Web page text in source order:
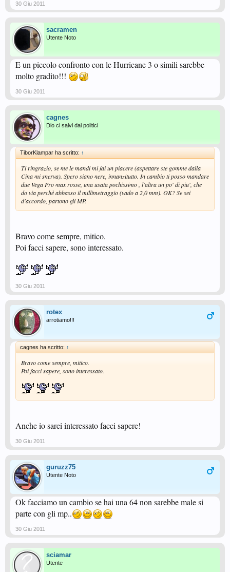
30 Giu 2011
sacramen
Utente Noto
E un piccolo confronto con le Hurricane 3 o simili sarebbe
molto gradito!!!
30 Giu 2011
cagnes
Dio ci salvi dai politici
TiborKlampar ha scritto: ↑
Ti ringrazio, se me le mandi mi fai un piacere (aspettare ste gomme dalla
Cina mi snerva). Spero siano nere, innanzitutto. In cambio ti posso mandare
due Vega Pro max rosse, una usata pochissimo , l'altra un po' di piu', che
do via perchè abbasso il millimetraggio (vado a 2,0 mm). OK? Se sei
d'accordo, partono gli MP.
Bravo come sempre, mitico.
Poi facci sapere, sono interessato.
30 Giu 2011
rotex
arrotiamo!!!
cagnes ha scritto: ↑
Bravo come sempre, mitico.
Poi facci sapere, sono interessato.
Anche io sarei interessato facci sapere!
30 Giu 2011
guruzz75
Utente Noto
Ok facciamo un cambio se hai una 64 non sarebbe male si
parte con gli mp..
30 Giu 2011
sciamar
Utente